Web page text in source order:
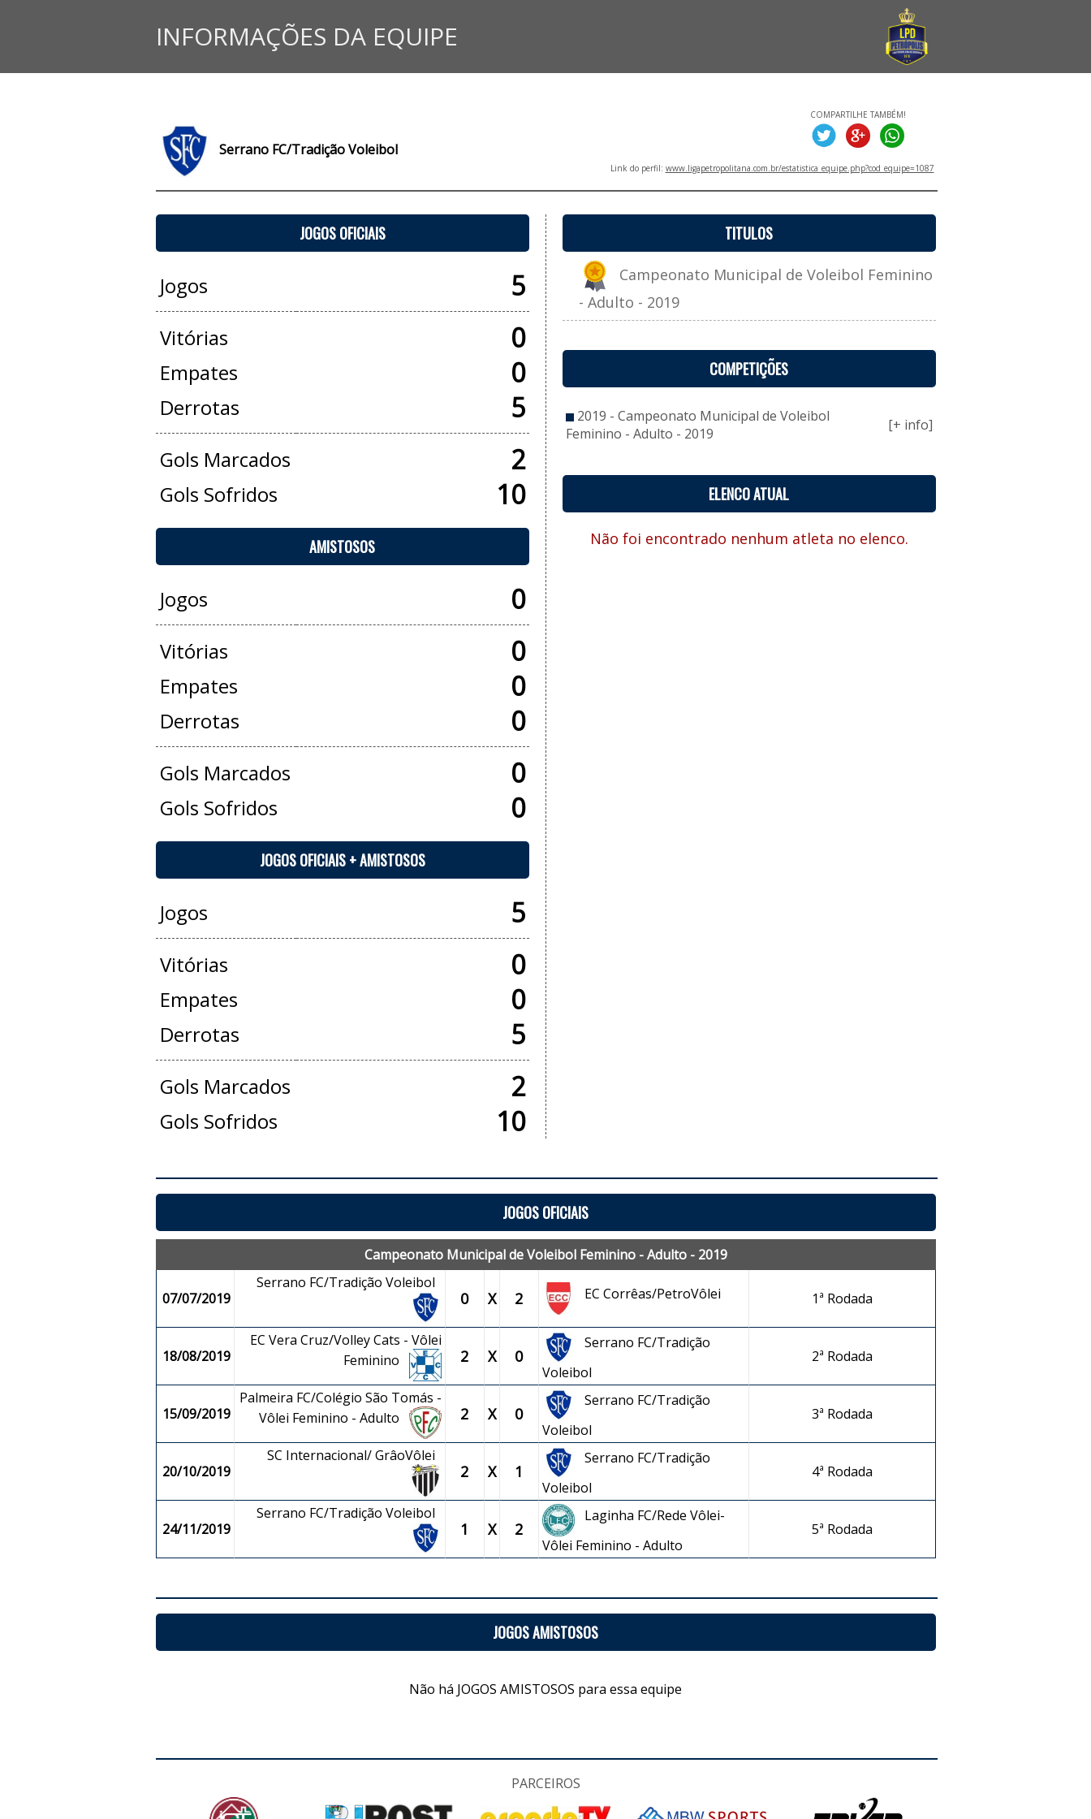
INFORMAÇÕES DA EQUIPE
Serrano FC/Tradição Voleibol
COMPARTILHE TAMBÉM!
Link do perfil: www.ligapetropolitana.com.br/estatistica_equipe.php?cod_equipe=1087
JOGOS OFICIAIS
Jogos 5
Vitórias 0
Empates 0
Derrotas 5
Gols Marcados 2
Gols Sofridos 10
AMISTOSOS
Jogos 0
Vitórias 0
Empates 0
Derrotas 0
Gols Marcados 0
Gols Sofridos 0
JOGOS OFICIAIS + AMISTOSOS
Jogos 5
Vitórias 0
Empates 0
Derrotas 5
Gols Marcados 2
Gols Sofridos 10
TITULOS
Campeonato Municipal de Voleibol Feminino
- Adulto - 2019
COMPETIÇÕES
2019 - Campeonato Municipal de Voleibol
Feminino - Adulto - 2019
[+ info]
ELENCO ATUAL
Não foi encontrado nenhum atleta no elenco.
JOGOS OFICIAIS
Campeonato Municipal de Voleibol Feminino - Adulto - 2019
07/07/2019
Serrano FC/Tradição Voleibol
0 X 2 EC Corrêas/PetroVôlei 1ª Rodada
18/08/2019
EC Vera Cruz/Volley Cats - Vôlei
Feminino
2 X 0
Serrano FC/Tradição
Voleibol
2ª Rodada
15/09/2019
Palmeira FC/Colégio São Tomás -
Vôlei Feminino - Adulto
2 X 0
Serrano FC/Tradição
Voleibol
3ª Rodada
20/10/2019
SC Internacional/ GrâoVôlei
2 X 1
Serrano FC/Tradição
Voleibol
4ª Rodada
24/11/2019
Serrano FC/Tradição Voleibol
1 X 2
Laginha FC/Rede Vôlei-
Vôlei Feminino - Adulto
5ª Rodada
JOGOS AMISTOSOS
Não há JOGOS AMISTOSOS para essa equipe
PARCEIROS